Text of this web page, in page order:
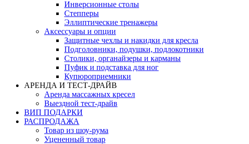
Инверсионные столы
Степперы
Эллиптические тренажеры
Аксессуары и опции
Защитные чехлы и накидки для кресла
Подголовники, подушки, подлокотники
Столики, органайзеры и карманы
Пуфик и подставка для ног
Купюроприемники
АРЕНДА И ТЕСТ-ДРАЙВ
Аренда массажных кресел
Выездной тест-драйв
ВИП ПОДАРКИ
РАСПРОДАЖА
Товар из шоу-рума
Уцененный товар